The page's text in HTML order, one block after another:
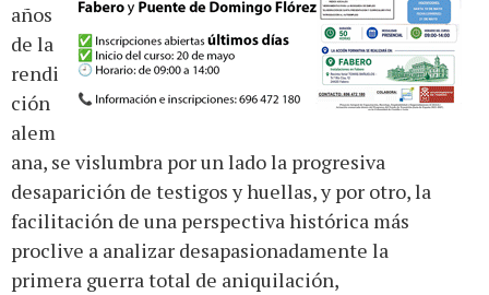
años
de la
rendi
ción
alem
ana, se vislumbra por un lado la progresiva
desaparición de testigos y huellas, y por otro, la
facilitación de una perspectiva histórica más
proclive a analizar desapasionadamente la
primera guerra total de aniquilación,